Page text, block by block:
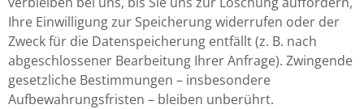
Ihre Einwilligung zur Speicherung widerrufen oder der
Zweck für die Datenspeicherung entfällt (z. B. nach
abgeschlossener Bearbeitung Ihrer Anfrage). Zwingende
gesetzliche Bestimmungen – insbesondere
Aufbewahrungsfristen – bleiben unberührt.